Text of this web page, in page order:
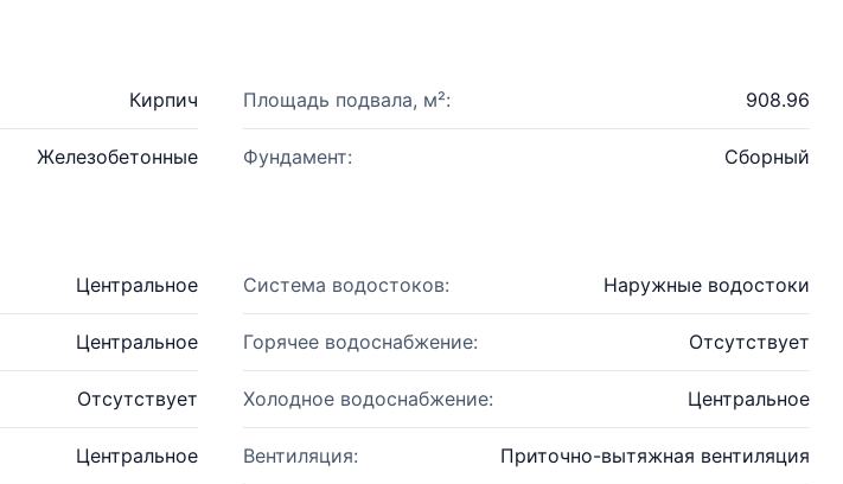
Кирпич Площадь подвала, м²: 908.96
Железобетонные Фундамент: Сборный
Центральное Система водостоков: Наружные водостоки
Центральное Горячее водоснабжение: Отсутствует
Отсутствует Холодное водоснабжение: Центральное
Центральное Вентиляция: Приточно-вытяжная вентиляция